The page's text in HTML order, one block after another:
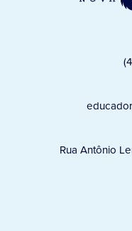
Rua Antônio